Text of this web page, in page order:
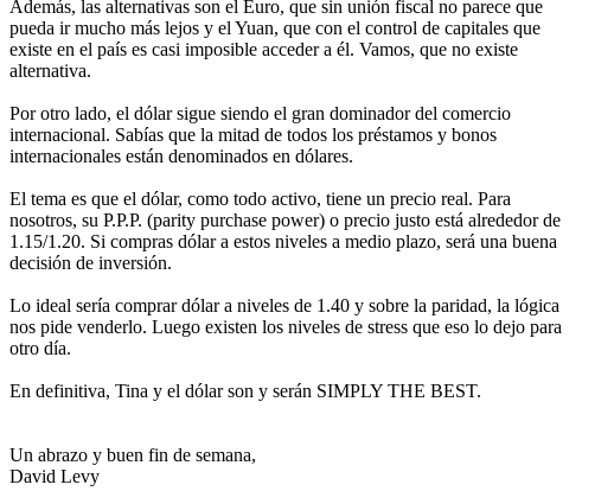
Además, las alternativas son el Euro, que sin unión fiscal no parece que
pueda ir mucho más lejos y el Yuan, que con el control de capitales que
existe en el país es casi imposible acceder a él. Vamos, que no existe
alternativa.
Por otro lado, el dólar sigue siendo el gran dominador del comercio
internacional. Sabías que la mitad de todos los préstamos y bonos
internacionales están denominados en dólares.
El tema es que el dólar, como todo activo, tiene un precio real. Para
nosotros, su P.P.P. (parity purchase power) o precio justo está alrededor de
1.15/1.20. Si compras dólar a estos niveles a medio plazo, será una buena
decisión de inversión.
Lo ideal sería comprar dólar a niveles de 1.40 y sobre la paridad, la lógica
nos pide venderlo. Luego existen los niveles de stress que eso lo dejo para
otro día.
En definitiva, Tina y el dólar son y serán SIMPLY THE BEST.
Un abrazo y buen fin de semana,
David Levy